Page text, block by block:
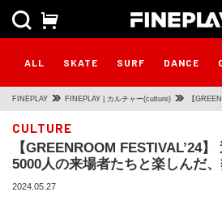
ALL SKATE SURF DANCE
FINEPLAY FINEPLAY | カルチャー(culture) 【
CULTURE
【GREENROOM FESTIVAL’24
5000人の来場者たちと楽しんだ
2024.05.27